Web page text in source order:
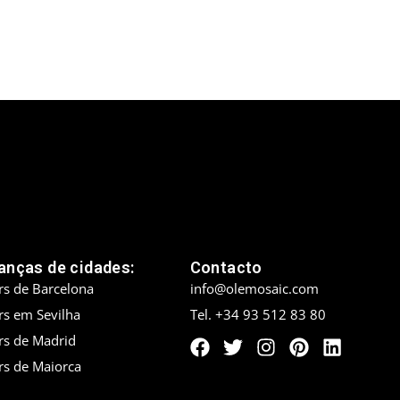
de cidades:
de Barcelona
em Sevilha
de Madrid
de Maiorca
Contacto
info@olemosaic.com
Tel. +34 93 512 83 80